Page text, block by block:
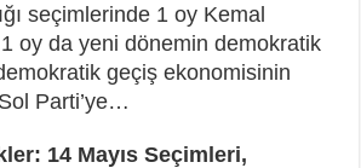
seçimlerinde 1 oy Kemal
1 oy da yeni dönemin demokratik
geçiş ekonomisinin
Parti’ye…
14 Mayıs Seçimleri,